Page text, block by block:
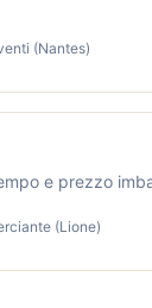
(Nantes)
e prezzo
(Lione)